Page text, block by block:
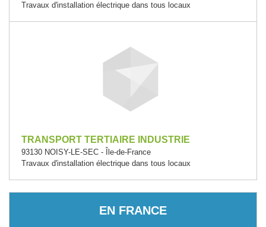
Travaux d'installation électrique dans tous locaux
TRANSPORT TERTIAIRE INDUSTRIE
93130 NOISY-LE-SEC - Île-de-France
Travaux d'installation électrique dans tous locaux
EN FRANCE